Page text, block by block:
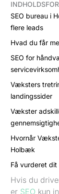
SEO bureau i
flere leads
Hvad du får
SEO for
Væksters
landingssider
Vækster
Hvornår
Holbæk
Få vurderet
Hvis du
er SEO kun